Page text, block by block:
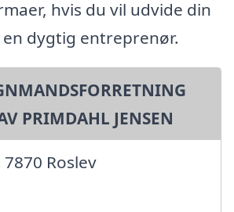
hvis du vil udvide din
dygtig entreprenør.
PRIMDAHL JENSEN
Roslev